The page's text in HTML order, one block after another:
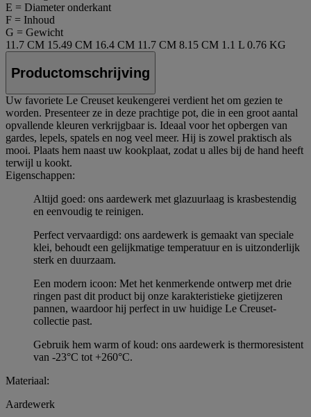
E = Diameter onderkant
F = Inhoud
G = Gewicht
11.7 CM 15.49 CM 16.4 CM 11.7 CM 8.15 CM 1.1 L 0.76 KG
Productomschrijving
Uw favoriete Le Creuset keukengerei verdient het om gezien te
worden. Presenteer ze in deze prachtige pot, die in een groot aantal
opvallende kleuren verkrijgbaar is. Ideaal voor het opbergen van
gardes, lepels, spatels en nog veel meer. Hij is zowel praktisch als
mooi. Plaats hem naast uw kookplaat, zodat u alles bij de hand heeft
terwijl u kookt.
Eigenschappen:
Altijd goed: ons aardewerk met glazuurlaag is krasbestendig
en eenvoudig te reinigen.
Perfect vervaardigd: ons aardewerk is gemaakt van speciale
klei, behoudt een gelijkmatige temperatuur en is uitzonderlijk
sterk en duurzaam.
Een modern icoon: Met het kenmerkende ontwerp met drie
ringen past dit product bij onze karakteristieke gietijzeren
pannen, waardoor hij perfect in uw huidige Le Creuset-
collectie past.
Gebruik hem warm of koud: ons aardewerk is thermoresistent
van -23°C tot +260°C.
Materiaal:
Aardewerk